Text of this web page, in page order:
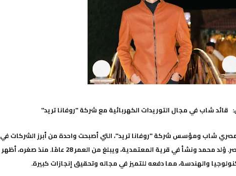
شاب في مجال التوريدات الكهربائية مع شركة "روفانا تريد"
شاب ومؤسس شركة "روفانا تريد"، التي أصبحت واحدة من أبرز الشركات في
مجال التوريدات الكهربائية في مصر. وُلد محمد ونشأ في قرية المعتمدية، ويبلغ من العمر 28 عامًا. منذ صغره، أظهر
والهندسة، مما دفعه للتميز في مجاله وتحقيق إنجازات كبيرة.